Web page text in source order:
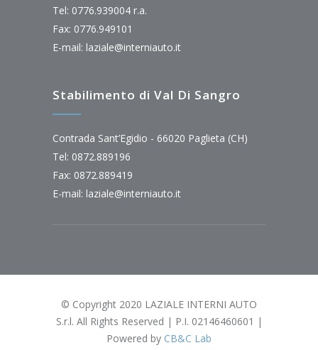
Tel: 0776.939004 r.a.
Fax: 0776.949101
E-mail: laziale@interniauto.it
Stabilimento di Val Di Sangro
Contrada Sant’Egidio - 66020 Paglieta (CH)
Tel: 0872.889196
Fax: 0872.889419
E-mail: laziale@interniauto.it
© Copyright 2020 LAZIALE INTERNI AUTO
S.r.l. All Rights Reserved | P.I. 02146460601 |
Powered by CB&C Lab